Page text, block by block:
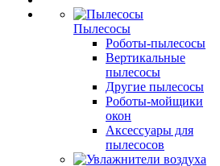
Пылесосы
Роботы-пылесосы
Вертикальные
пылесосы
Другие пылесосы
Роботы-мойщики
окон
Аксессуары для
пылесосов